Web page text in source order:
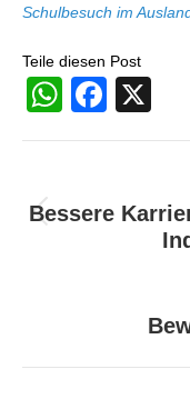
Schulbesuch im
Teile diesen Post
Bessere